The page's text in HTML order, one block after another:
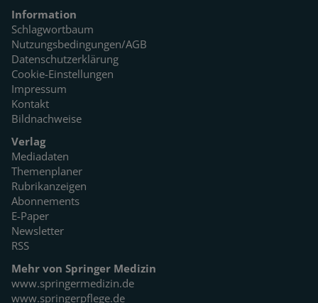
Information
Schlagwortbaum
Nutzungsbedingungen/AGB
Datenschutzerklärung
Cookie-Einstellungen
Impressum
Kontakt
Bildnachweise
Verlag
Mediadaten
Themenplaner
Rubrikanzeigen
Abonnements
E-Paper
Newsletter
RSS
Mehr von Springer Medizin
www.springermedizin.de
www.springerpflege.de